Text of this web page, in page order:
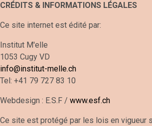
CRÉDITS & INFORMATIONS LÉGALES
Ce site internet est édité par:
Institut M'elle
1053 Cugy VD
info@institut-melle.ch
Tel: +41 79 727 83 10
Webdesign : E.S.F / www.esf.ch
Ce site est protégé par les lois en vigueur